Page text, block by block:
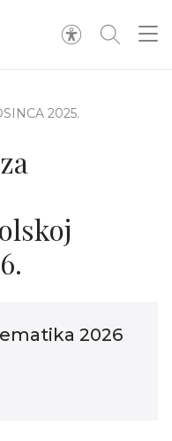
2025.
2026